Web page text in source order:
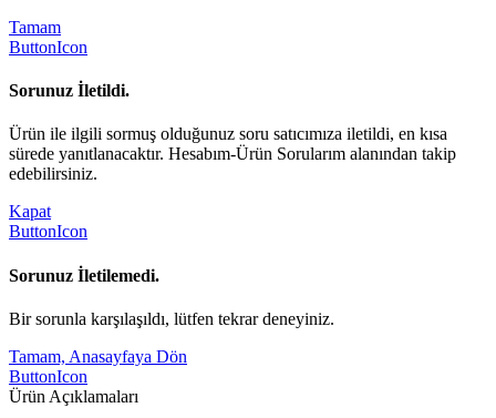
Tamam
ButtonIcon
Sorunuz İletildi.
Ürün ile ilgili sormuş olduğunuz soru satıcımıza iletildi, en kısa
sürede yanıtlanacaktır. Hesabım-Ürün Sorularım alanından takip
edebilirsiniz.
Kapat
ButtonIcon
Sorunuz İletilemedi.
Bir sorunla karşılaşıldı, lütfen tekrar deneyiniz.
Tamam, Anasayfaya Dön
ButtonIcon
Ürün Açıklamaları